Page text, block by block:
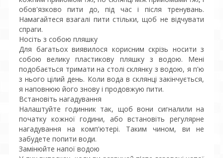
обов'язково пити до, під час і після тренувань.
Намагайтеся взагалі пити стільки, щоб не відчувати
спраги.
Носіть з собою пляшку
Для багатьох виявилося корисним скрізь носити з
собою велику пластикову пляшку з водою. Мені
подобається тримати на столі склянку з водою, я п'ю
з нього цілий день. Коли вода в склянці закінчується,
я наповнюю його знову і продовжую пити.
Встановіть нагадування
Налаштуйте годинник так, щоб вони сигналили на
початку кожної години, або встановіть регулярне
нагадування на комп'ютері. Таким чином, ви не
забудете попити води.
Замінюйте напої водою